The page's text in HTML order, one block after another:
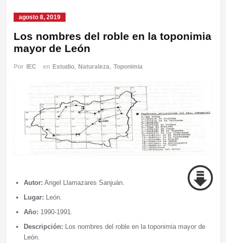
agosto 8, 2019
Los nombres del roble en la toponimia
mayor de León
Por IEC en Estudio, Naturaleza, Toponimia
Autor: Angel Llamazares Sanjuán.
Lugar: León.
Año: 1990-1991.
Descripción: Los nombres del roble en la toponimia mayor de
León.